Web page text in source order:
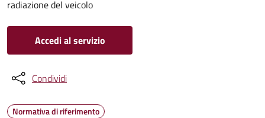
radiazione del veicolo
Accedi al servizio
Condividi
Normativa di riferimento